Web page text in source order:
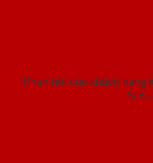
Phản hồi của khách hàng